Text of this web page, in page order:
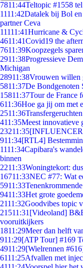
7811:44Teltopic #1558
1111:42Datalek bij Bol
partner Ceva
11111:41Hurricane &
4611:41Covid19 the
7611:39Koopzegels
2911:38Progressieve
Michigan
28911:38Vrouwen willen
5811:37De Bondgenoten
15811:37Tour de France
611:36Hoe ga jij om met
2511:36
411:35Meest innovatieve
23211:35
911:34[RTL4]
1111:34Capibara's
binnen
2211:33Woningtekort:
16711:33NEC #77: Wat
5911:33
9411:33Het grote
2111:32Goodvibes topic
21511:31 [Videoland]
vooruitkijkers
1811:29Meer dan helft
911:29[ATP Tour] #169
4911:29[Wielrennen
6111:25Afvallen met